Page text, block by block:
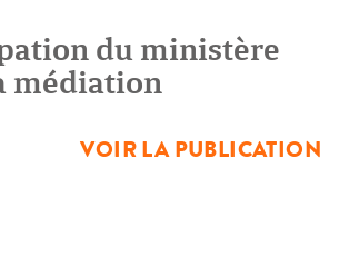
du ministère
médiation
VOIR LA PUBLICATION